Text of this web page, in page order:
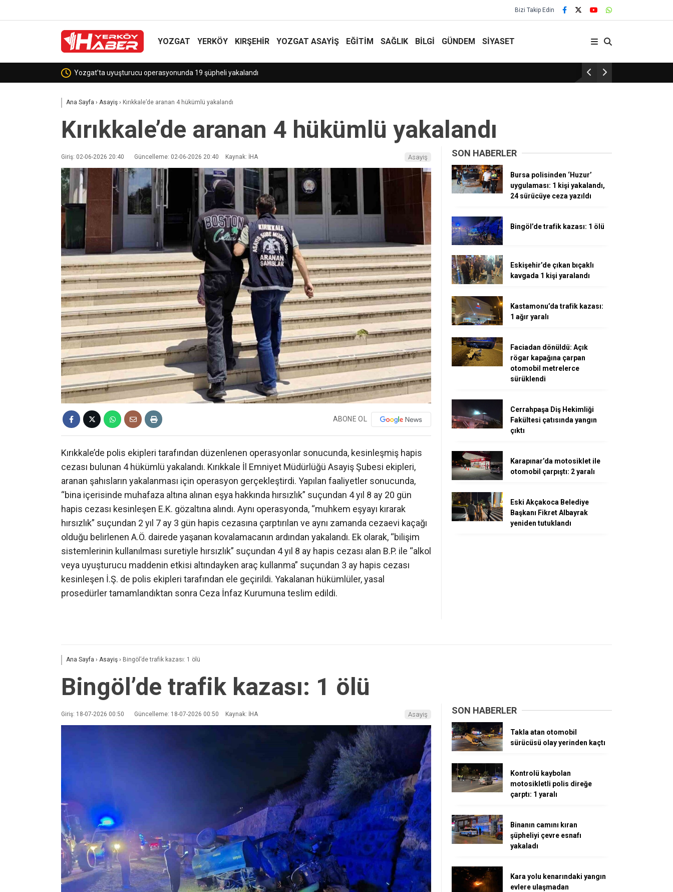
Bizi Takip Edin
YOZGAT YERKÖY KIRŞEHİR YOZGAT ASAYIŞ EĞİTİM SAĞLIK BİLGİ GÜNDEM SİYASET
Sekili Köyü’ne Okul Müjdesi! 29 Yıllık Gelenek Sürüyor!
Ana Sayfa › Asayiş › Kırıkkale’de aranan 4 hükümlü yakalandı
Kırıkkale’de aranan 4 hükümlü yakalandı
Giriş: 02-06-2026 20:40 Güncelleme: 02-06-2026 20:40 Kaynak: İHA Asayiş
ABONE OL
Kırıkkale’de polis ekipleri tarafından düzenlenen operasyonlar sonucunda, kesinleşmiş hapis
cezası bulunan 4 hükümlü yakalandı. Kırıkkale İl Emniyet Müdürlüğü Asayiş Şubesi ekipleri,
aranan şahısların yakalanması için operasyon gerçekleştirdi. Yapılan faaliyetler sonucunda,
“bina içerisinde muhafaza altına alınan eşya hakkında hırsızlık” suçundan 4 yıl 8 ay 20 gün
hapis cezası kesinleşen E.K. gözaltına alındı. Aynı operasyonda, “muhkem eşyayı kırarak
hırsızlık” suçundan 2 yıl 7 ay 3 gün hapis cezasına çarptırılan ve aynı zamanda cezaevi kaçağı
olduğu belirlenen A.Ö. dairede yaşanan kovalamacanın ardından yakalandı. Ek olarak, “bilişim
sistemlerinin kullanılması suretiyle hırsızlık” suçundan 4 yıl 8 ay hapis cezası alan B.P. ile “alkol
veya uyuşturucu maddenin etkisi altındayken araç kullanma” suçundan 3 ay hapis cezası
kesinleşen İ.Ş. de polis ekipleri tarafından ele geçirildi. Yakalanan hükümlüler, yasal
prosedürler tamamlandıktan sonra Ceza İnfaz Kurumuna teslim edildi.
SON HABERLER
Bursa polisinden ‘Huzur’
uygulaması: 1 kişi yakalandı,
24 sürücüye ceza yazıldı
Bingöl’de trafik kazası: 1 ölü
Eskişehir’de çıkan bıçaklı
kavgada 1 kişi yaralandı
Kastamonu’da trafik kazası:
1 ağır yaralı
Faciadan dönüldü: Açık
rögar kapağına çarpan
otomobil metrelerce
sürüklendi
Cerrahpaşa Diş Hekimliği
Fakültesi çatısında yangın
çıktı
Karapınar’da motosiklet ile
otomobil çarpıştı: 2 yaralı
Eski Akçakoca Belediye
Başkanı Fikret Albayrak
yeniden tutuklandı
Ana Sayfa › Asayiş › Bingöl’de trafik kazası: 1 ölü
Bingöl’de trafik kazası: 1 ölü
Giriş: 18-07-2026 00:50 Güncelleme: 18-07-2026 00:50 Kaynak: İHA Asayiş SON HABERLER
Takla atan otomobil
sürücüsü olay yerinden kaçtı
Kontrolü kaybolan
motosikletli polis direğe
çarptı: 1 yaralı
Binanın camını kıran
şüpheliyi çevre esnafı
yakaladı
Kara yolu kenarındaki yangın
evlere ulaşmadan